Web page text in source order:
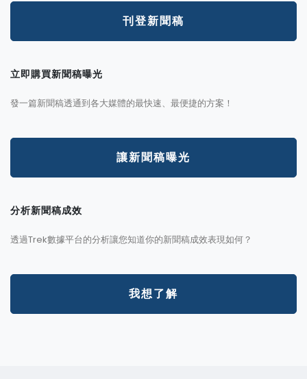
刊登新聞稿
立即購買新聞稿曝光
發一篇新聞稿透通到各大媒體的最快速、最便捷的方案！
讓新聞稿曝光
分析新聞稿成效
透過Trek數據平台的分析讓您知道你的新聞稿成效表現如何？
我想了解